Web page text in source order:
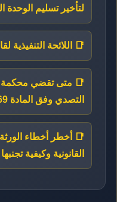
لتأخير تسليم
📑 اللائحة التنفيذية
📑 متى تقضي محكمة
التصدي وفق المادة 269
📑 أخطر أخطاء الورثة
القانونية وكيفية تجنبها